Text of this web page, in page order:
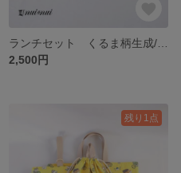
2,500円
残り1点